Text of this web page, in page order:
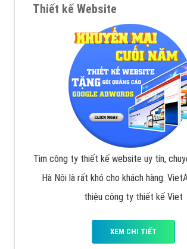
Thiết kế Website
Tìm công ty thiết kế website uy tín,
Hà Nội là rất khó cho khách hàng.
thiệu công ty thiết kế Viet
XEM CHI TIẾT